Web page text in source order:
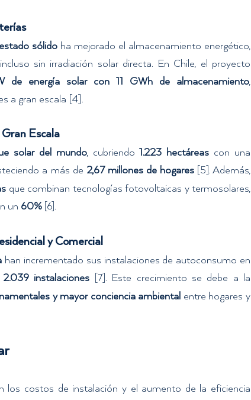
sólido ha mejorado el almacenamiento energético,
de energía solar con 11 GWh de almacenamiento,
a gran escala [4].
Escala
solar del mundo, cubriendo 1.223 hectáreas con una
a más de 2,67 millones de hogares [5] . Además,
que combinan tecnologías fotovoltaicas y termosolares,
un 60% [6] .
y Comercial
han incrementado sus instalaciones de autoconsumo en
2.039 instalaciones [7]
y mayor conciencia ambiental entre hogares y
los costos de instalación y el aumento de la eficiencia